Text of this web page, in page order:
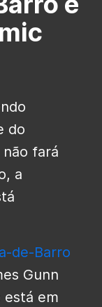
do
não fará
a
de-Barro
Gunn
está em